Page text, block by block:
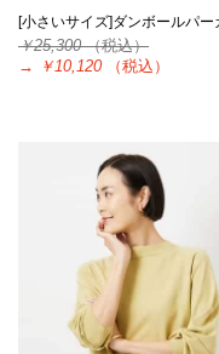
[小さいサイズ]ダンボールパー
￥25,300（税込）
→
￥10,120 （税込）